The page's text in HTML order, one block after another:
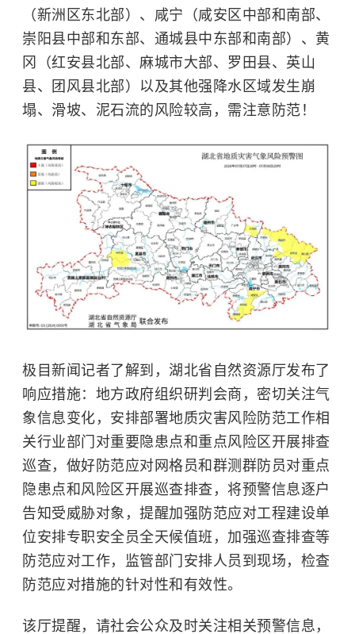
（新洲区东北部）、咸宁（咸安区中部和南部、
崇阳县中部和东部、通城县中东部和南部）、黄
冈（红安县北部、麻城市大部、罗田县、英山
县、团风县北部）以及其他强降水区域发生崩
塌、滑坡、泥石流的风险较高，需注意防范！
极目新闻记者了解到，湖北省自然资源厅发布了
响应措施：地方政府组织研判会商，密切关注气
象信息变化，安排部署地质灾害风险防范工作相
关行业部门对重要隐患点和重点风险区开展排查
巡查，做好防范应对网格员和群测群防员对重点
隐患点和风险区开展巡查排查，将预警信息逐户
告知受威胁对象，提醒加强防范应对工程建设单
位安排专职安全员全天候值班，加强巡查排查等
防范应对工作，监管部门安排人员到现场，检查
防范应对措施的针对性和有效性。
该厅提醒，请社会公众及时关注相关预警信息，